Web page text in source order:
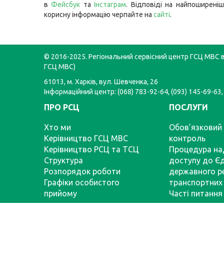
вФейсбук таІнстаграм. Відповіді на
корисну інформацію черпайте на сайті.
© 2016-2025. Регіональний сервісний центр ГСЦ МВС в
ГСЦ МВС)
61013, м. Харків, вул. Шевченка, 26
Інформаційний центр: (068) 783-92-64, (093) 145-69-
ПРО РСЦ
Хто ми
Керівництво ГСЦ МВС
Керівництво РСЦ та ТСЦ
Структура
Розпорядок роботи
Графіки особистого
прийому
ПОСЛУГИ
Обов’язковий
контроль
Процедура
доступу до
державного
транспортних
Часті питання